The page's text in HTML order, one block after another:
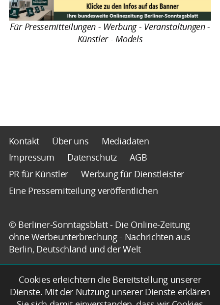
Für Pressemitteilungen - Werbung - Veranstaltungen -
Künstler - Models
Kontakt Über uns
Mediadaten
Impressum
Datenschutz
AGB
PR für Künstler
Werbung für Dienstleister
Eine Pressemitteilung veröffentlichen
© Berliner-Sonntagsblatt - Die Online-Zeitung
ohne Werbeunterbrechung - Nachrichten aus
Berlin, Deutschland und der Welt
Cookies erleichtern die Bereitstellung unserer
Dienste. Mit der Nutzung unserer Dienste erklären